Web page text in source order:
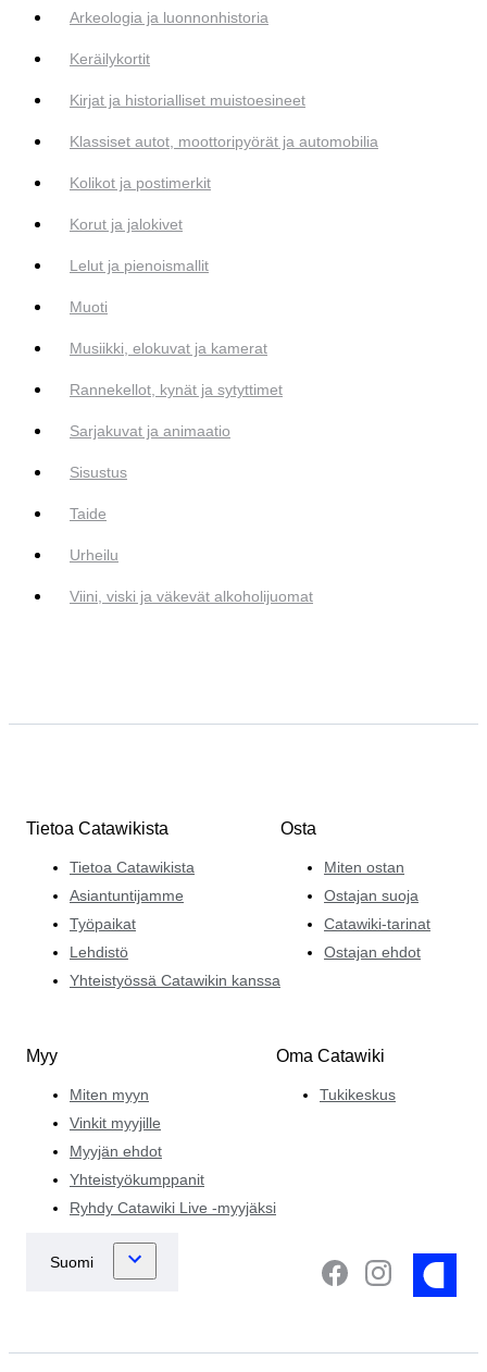
Arkeologia ja luonnonhistoria
Keräilykortit
Kirjat ja historialliset muistoesineet
Klassiset autot, moottoripyörät ja automobilia
Kolikot ja postimerkit
Korut ja jalokivet
Lelut ja pienoismallit
Muoti
Musiikki, elokuvat ja kamerat
Rannekellot, kynät ja sytyttimet
Sarjakuvat ja animaatio
Sisustus
Taide
Urheilu
Viini, viski ja väkevät alkoholijuomat
Tietoa Catawikista
Tietoa Catawikista
Asiantuntijamme
Työpaikat
Lehdistö
Yhteistyössä Catawikin kanssa
Osta
Miten ostan
Ostajan suoja
Catawiki-tarinat
Ostajan ehdot
Myy
Miten myyn
Vinkit myyjille
Myyjän ehdot
Yhteistyökumppanit
Ryhdy Catawiki Live -myyjäksi
Oma Catawiki
Tukikeskus